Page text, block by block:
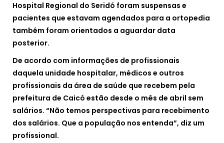
Hospital Regional do Seridó foram suspensas e
pacientes que estavam agendados para a ortopedia
também foram orientados a aguardar data
posterior.
De acordo com informações de profissionais
daquela unidade hospitalar, médicos e outros
profissionais da área de saúde que recebem pela
prefeitura de Caicó estão desde o mês de abril sem
salários. “Não temos perspectivas para recebimento
dos salários. Que a população nos entenda”, diz um
profissional.